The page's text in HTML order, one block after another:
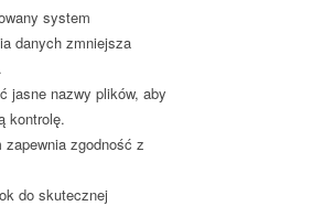
system
danych zmniejsza
jasne nazwy plików, aby
kontrolę.
zgodność z
do skutecznej